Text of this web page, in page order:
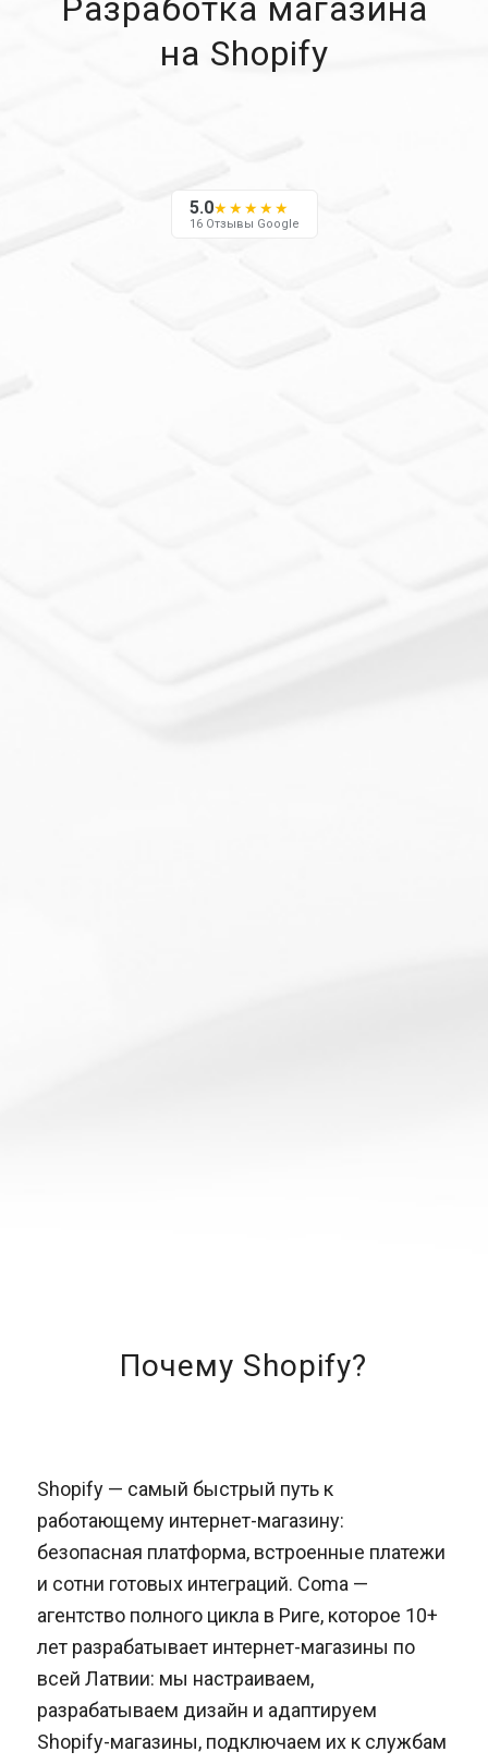
Разработка магазина
на Shopify
5.0★★★★★
16 Отзывы Google
Почему Shopify?
Shopify — самый быстрый путь к
работающему интернет-магазину:
безопасная платформа, встроенные платежи
и сотни готовых интеграций. Coma —
агентство полного цикла в Риге, которое 10+
лет разрабатывает интернет-магазины по
всей Латвии: мы настраиваем,
разрабатываем дизайн и адаптируем
Shopify-магазины, подключаем их к службам